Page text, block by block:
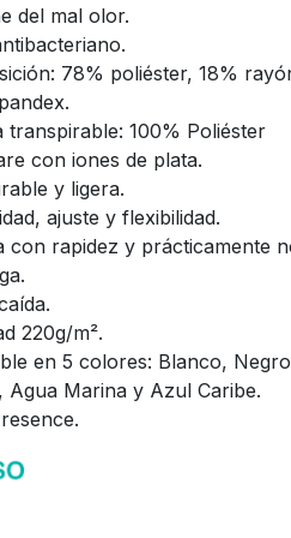
del mal olor.
78% poliéster, 18%
transpirable: 100% Poliéster
con iones de plata.
y ligera.
ajuste y flexibilidad.
con rapidez y prácticamente
220g/m².
en 5 colores: Blanco,
Agua Marina y Azul Caribe.